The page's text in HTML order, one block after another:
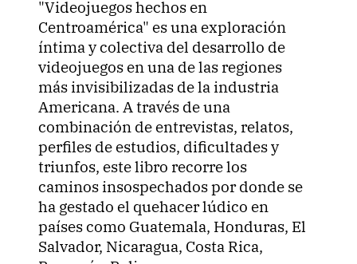
"Videojuegos hechos en
Centroamérica" es una exploración
íntima y colectiva del desarrollo de
videojuegos en una de las regiones
más invisibilizadas de la industria
Americana. A través de una
combinación de entrevistas, relatos,
perfiles de estudios, dificultades y
triunfos, este libro recorre los
caminos insospechados por donde se
ha gestado el quehacer lúdico en
países como Guatemala, Honduras, El
Salvador, Nicaragua, Costa Rica,